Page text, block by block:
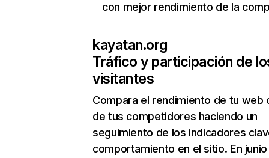
con mejor rendimiento de la
kayatan.org
Tráfico y participación de
visitantes
Compara el rendimiento de tu web
de tus competidores haciendo un
seguimiento de los indicadores
comportamiento en el sitio. En junio